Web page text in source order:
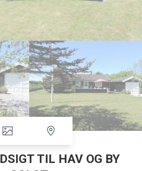
TIL HAV OG BY